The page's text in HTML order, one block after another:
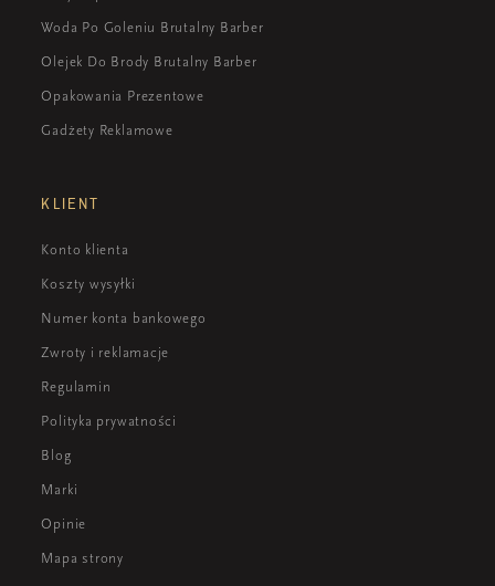
Woda Po Goleniu Brutalny Barber
Olejek Do Brody Brutalny Barber
Opakowania Prezentowe
Gadżety Reklamowe
KLIENT
Konto klienta
Koszty wysyłki
Numer konta bankowego
Zwroty i reklamacje
Regulamin
Polityka prywatności
Blog
Marki
Opinie
Mapa strony